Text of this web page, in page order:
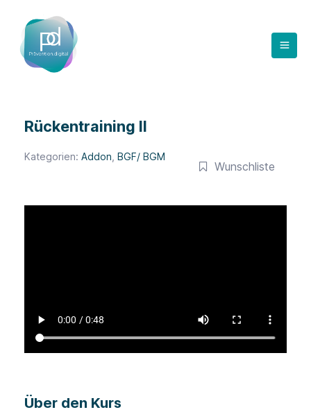
springen
Rückentraining II
Kategorien:Addon ,BGF/ BGM
Wunschliste
Über den Kurs